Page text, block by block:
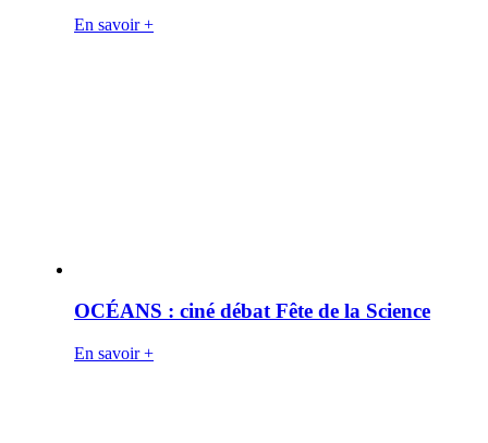
En savoir +
OCÉANS : ciné débat Fête de la Science
En savoir +